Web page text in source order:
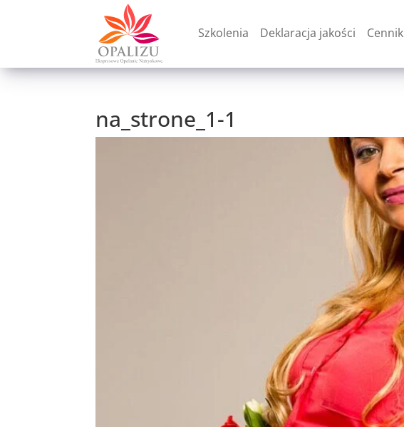
Szkolenia Deklaracja jakości Cennik
na_strone_1-1